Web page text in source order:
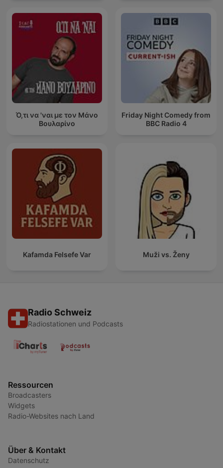
Ό,τι να 'ναι με τον Μάνο
Βουλαρίνο
Friday Night Comedy from
BBC Radio 4
Kafamda Felsefe Var Muži vs. Ženy
Radio Schweiz
Radiostationen und Podcasts
Ressourcen
Broadcasters
Widgets
Radio-Websites nach Land
Über & Kontakt
Datenschutz